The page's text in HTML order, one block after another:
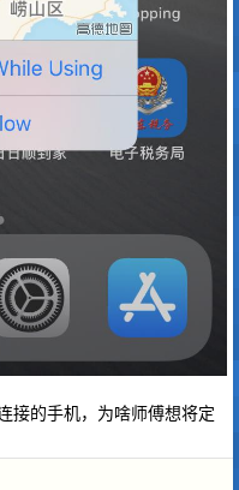
接的手机，为啥师傅想将定